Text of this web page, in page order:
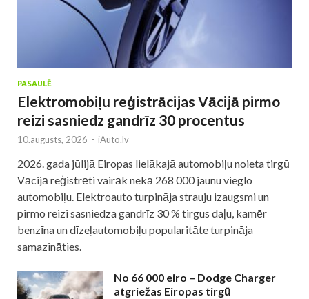
PASAULĒ
Elektromobiļu reģistrācijas Vācijā pirmo
reizi sasniedz gandrīz 30 procentus
10.augusts, 2026 - iAuto.lv
2026. gada jūlijā Eiropas lielākajā automobiļu noieta tirgū
Vācijā reģistrēti vairāk nekā 268 000 jaunu vieglo
automobiļu. Elektroauto turpināja strauju izaugsmi un
pirmo reizi sasniedza gandrīz 30 % tirgus daļu, kamēr
benzīna un dīzeļautomobiļu popularitāte turpināja
samazināties.
No 66 000 eiro – Dodge Charger
atgriežas Eiropas tirgū